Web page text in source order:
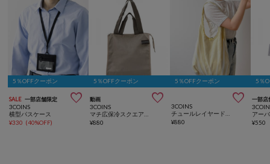
5％OFFクーポン
SALE 一部店舗限定 
3COINS
横型パスケース
¥330 (40%OFF)
5％OFFクーポン
動画 
3COINS
¥880
5％OFFクーポン

3COINS
¥880
5％
一部店
¥550